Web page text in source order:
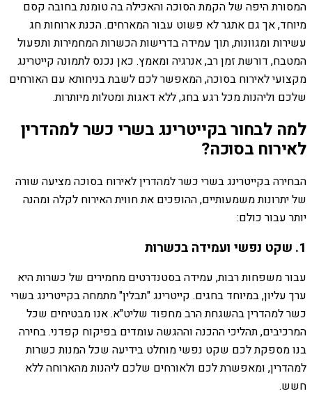
המסורת היפה של הקמת הסוכה והאכילה בה טומנת בחובה קסם
מיוחד, אך גם אתגר לא פשוט עבור המארחים. הכנת ארוחות חג
עשירות ומגוונות, תוך עמידה בדרישות הכשרות המחמירות ותפעול
המטבח, דורשת זמן רב, אנרגיה ומאמץ. כאן נכנס לתמונה קייטרינג
מקצועי לאירוח בסוכה, המאפשר לכם לשבת בניחותא עם האורחים
שלכם וליהנות מכל רגע בחג, ללא דאגות ומטלות מיותרות.
למה לבחור בקייטרינג בשרי כשר למהדרין
לאירוח בסוכה?
הבחירה בקייטרינג בשרי כשר למהדרין לאירוח בסוכה מציעה שורה
של יתרונות משמעותיים, ההופכים את חווית האירוח לקלה ומהנה
יותר עבור כולם:
1. שקט נפשי ועמידה בכשרות
עבור משפחות רבות, עמידה בסטנדרטים מחמירים של כשרות היא
ערך עליון, במיוחד בחגים. קייטרינג "תבלין" מתמחה בקייטרינג בשרי
כשר למהדרין בהשגחת הרב מחפוד שליט"א. אנו מבטיחים שכל
המרכיבים, תהליכי ההכנה וההגשה עומדים בפיקוח קפדני. בחירה
בנו מספקת לכם שקט נפשי מוחלט בידיעה שכל המנות כשרות
למהדרין, ומאפשרת לכם ולאורחים שלכם ליהנות מהארוחה ללא
חשש.